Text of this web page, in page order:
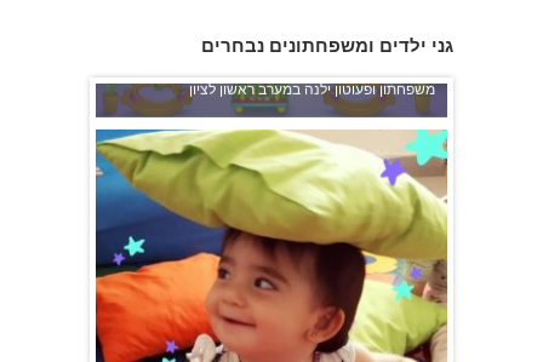
גני ילדים ומשפחתונים נבחרים
משפחתון ופעוטון ילנה במערב ראשון לציון